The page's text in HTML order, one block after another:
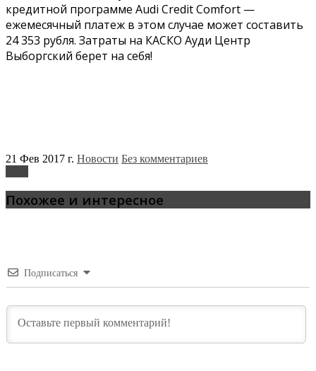
кредитной программе Audi Credit Comfort —
ежемесячный платеж в этом случае может составить
24 353 рубля. Затраты на КАСКО Ауди Центр
Выборгский берет на себя!
21 Фев 2017 г. Новости Без комментариев
Похожее и интересное
Подписаться